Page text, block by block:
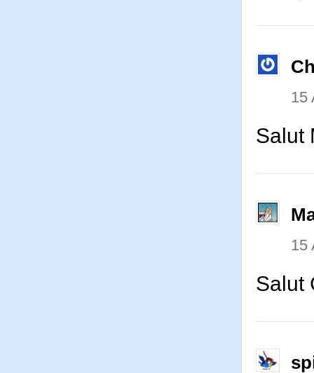
15
Salut
15
Salut